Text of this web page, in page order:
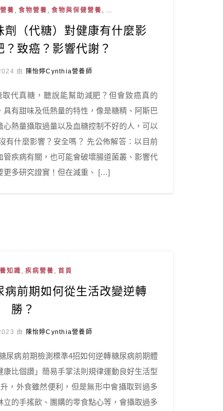
養 食物營養 食物與保健營養
劑（代糖）對健康有什麼影
？致癌？影響代謝？
由 陳怡婷Cynthia營養師
代真糖，聽說能幫助減肥？但會致癌真的
有甜味及低熱量的特性，像是糖精、阿斯巴
熱量攝取過量以及血糖控制不好的人，可以
有什麼影響？安全嗎？ 先公佈解答：以目前
疾病有關，也可能會破壞腸道菌叢、影響代
更多研究證實！但在減重、 […]
知識 疾病營養 首頁
病前期如何從生活改變逆轉
勝？
由 陳怡婷Cynthia營養師
尿病前期檢測標準4招如何逆轉糖尿病前期體
比個讚」簡易手掌法則規律運動良好生活型
，外食雖然便利，但是無形中會攝取到過多
的手搖飲、團購的零食點心等，會攝取過多